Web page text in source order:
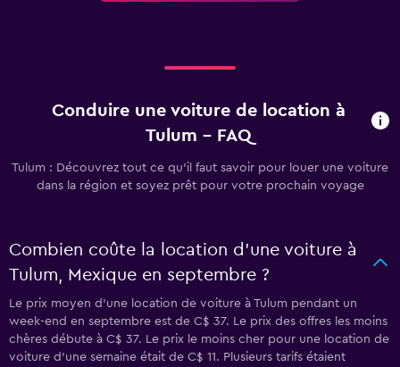
Conduire une voiture de location à
Tulum - FAQ
Tulum : Découvrez tout ce qu’il faut savoir pour louer une voiture
dans la région et soyez prêt pour votre prochain voyage
Combien coûte la location d’une voiture à
Tulum, Mexique en septembre ?
Le prix moyen d’une location de voiture à Tulum pendant un
week-end en septembre est de C$ 37. Le prix des offres les moins
chères débute à C$ 37. Le prix le moins cher pour une location de
voiture d’une semaine était de C$ 11. Plusieurs tarifs étaient